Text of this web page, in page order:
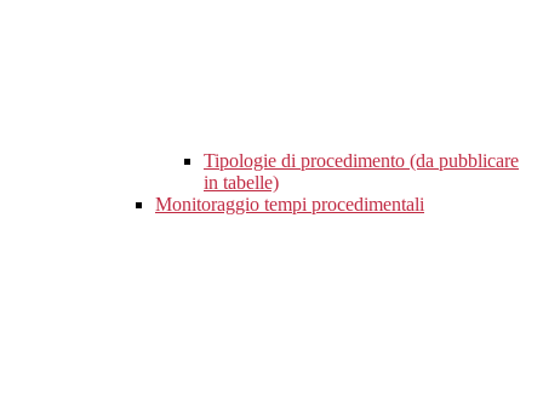
Tipologie di procedimento (da pubblicare
in tabelle)
Monitoraggio tempi procedimentali